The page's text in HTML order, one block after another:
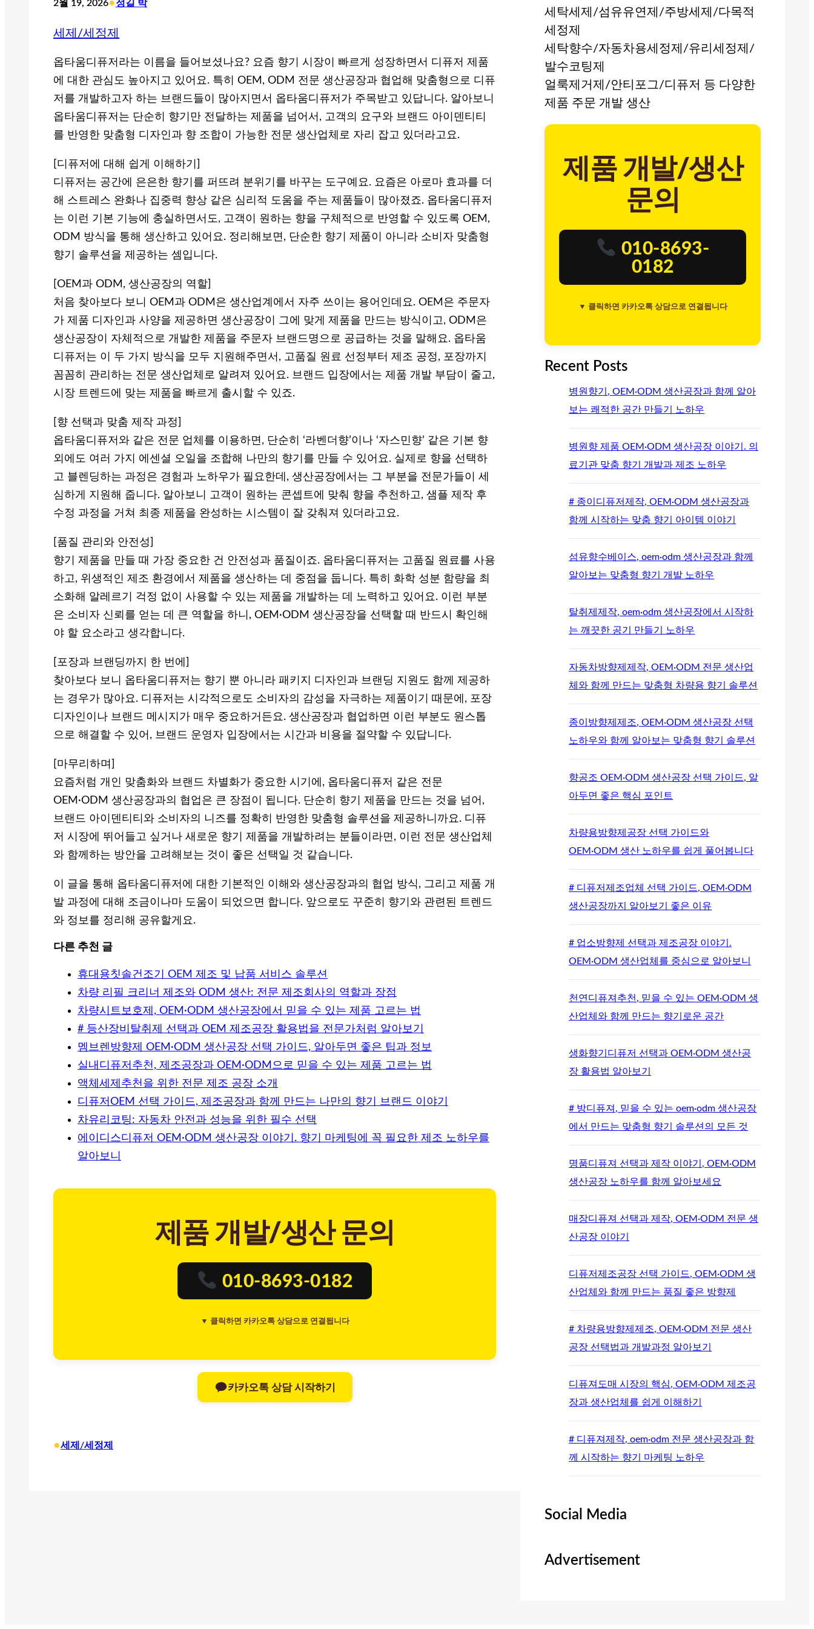
2월 19, 2026•정길 박
세제/세정제
옵타움디퓨저라는 이름을 들어보셨나요? 요즘 향기 시장이 빠르게 성장하면서 디퓨저 제품
에 대한 관심도 높아지고 있어요. 특히 OEM, ODM 전문 생산공장과 협업해 맞춤형으로 디퓨
저를 개발하고자 하는 브랜드들이 많아지면서 옵타움디퓨저가 주목받고 있답니다. 알아보니
옵타움디퓨저는 단순히 향기만 전달하는 제품을 넘어서, 고객의 요구와 브랜드 아이덴티티
를 반영한 맞춤형 디자인과 향 조합이 가능한 전문 생산업체로 자리 잡고 있더라고요.
[디퓨저에 대해 쉽게 이해하기]
디퓨저는 공간에 은은한 향기를 퍼뜨려 분위기를 바꾸는 도구예요. 요즘은 아로마 효과를 더
해 스트레스 완화나 집중력 향상 같은 심리적 도움을 주는 제품들이 많아졌죠. 옵타움디퓨저
는 이런 기본 기능에 충실하면서도, 고객이 원하는 향을 구체적으로 반영할 수 있도록 OEM,
ODM 방식을 통해 생산하고 있어요. 정리해보면, 단순한 향기 제품이 아니라 소비자 맞춤형
향기 솔루션을 제공하는 셈입니다.
[OEM과 ODM, 생산공장의 역할]
처음 찾아보다 보니 OEM과 ODM은 생산업계에서 자주 쓰이는 용어인데요. OEM은 주문자
가 제품 디자인과 사양을 제공하면 생산공장이 그에 맞게 제품을 만드는 방식이고, ODM은
생산공장이 자체적으로 개발한 제품을 주문자 브랜드명으로 공급하는 것을 말해요. 옵타움
디퓨저는 이 두 가지 방식을 모두 지원해주면서, 고품질 원료 선정부터 제조 공정, 포장까지
꼼꼼히 관리하는 전문 생산업체로 알려져 있어요. 브랜드 입장에서는 제품 개발 부담이 줄고,
시장 트렌드에 맞는 제품을 빠르게 출시할 수 있죠.
[향 선택과 맞춤 제작 과정]
옵타움디퓨저와 같은 전문 업체를 이용하면, 단순히 ‘라벤더향’이나 ‘자스민향’ 같은 기본 향
외에도 여러 가지 에센셜 오일을 조합해 나만의 향기를 만들 수 있어요. 실제로 향을 선택하
고 블렌딩하는 과정은 경험과 노하우가 필요한데, 생산공장에서는 그 부분을 전문가들이 세
심하게 지원해 줍니다. 알아보니 고객이 원하는 콘셉트에 맞춰 향을 추천하고, 샘플 제작 후
수정 과정을 거쳐 최종 제품을 완성하는 시스템이 잘 갖춰져 있더라고요.
[품질 관리와 안전성]
향기 제품을 만들 때 가장 중요한 건 안전성과 품질이죠. 옵타움디퓨저는 고품질 원료를 사용
하고, 위생적인 제조 환경에서 제품을 생산하는 데 중점을 둡니다. 특히 화학 성분 함량을 최
소화해 알레르기 걱정 없이 사용할 수 있는 제품을 개발하는 데 노력하고 있어요. 이런 부분
은 소비자 신뢰를 얻는 데 큰 역할을 하니, OEM·ODM 생산공장을 선택할 때 반드시 확인해
야 할 요소라고 생각합니다.
[포장과 브랜딩까지 한 번에]
찾아보다 보니 옵타움디퓨저는 향기 뿐 아니라 패키지 디자인과 브랜딩 지원도 함께 제공하
는 경우가 많아요. 디퓨저는 시각적으로도 소비자의 감성을 자극하는 제품이기 때문에, 포장
디자인이나 브랜드 메시지가 매우 중요하거든요. 생산공장과 협업하면 이런 부분도 원스톱
으로 해결할 수 있어, 브랜드 운영자 입장에서는 시간과 비용을 절약할 수 있답니다.
[마무리하며]
요즘처럼 개인 맞춤화와 브랜드 차별화가 중요한 시기에, 옵타움디퓨저 같은 전문
OEM·ODM 생산공장과의 협업은 큰 장점이 됩니다. 단순히 향기 제품을 만드는 것을 넘어,
브랜드 아이덴티티와 소비자의 니즈를 정확히 반영한 맞춤형 솔루션을 제공하니까요. 디퓨
저 시장에 뛰어들고 싶거나 새로운 향기 제품을 개발하려는 분들이라면, 이런 전문 생산업체
와 함께하는 방안을 고려해보는 것이 좋은 선택일 것 같습니다.
이 글을 통해 옵타움디퓨저에 대한 기본적인 이해와 생산공장과의 협업 방식, 그리고 제품 개
발 과정에 대해 조금이나마 도움이 되었으면 합니다. 앞으로도 꾸준히 향기와 관련된 트렌드
와 정보를 정리해 공유할게요.
다른 추천 글
휴대용칫솔건조기 OEM 제조 및 납품 서비스 솔루션
차량 리필 크리너 제조와 ODM 생산: 전문 제조회사의 역할과 장점
차량시트보호제, OEM·ODM 생산공장에서 믿을 수 있는 제품 고르는 법
# 등산장비탈취제 선택과 OEM 제조공장 활용법을 전문가처럼 알아보기
멤브렌방향제 OEM·ODM 생산공장 선택 가이드, 알아두면 좋은 팁과 정보
실내디퓨저추천, 제조공장과 OEM·ODM으로 믿을 수 있는 제품 고르는 법
액체세제추천을 위한 전문 제조 공장 소개
디퓨저OEM 선택 가이드, 제조공장과 함께 만드는 나만의 향기 브랜드 이야기
차유리코팅: 자동차 안전과 성능을 위한 필수 선택
에이디스디퓨저 OEM·ODM 생산공장 이야기. 향기 마케팅에 꼭 필요한 제조 노하우를
알아보니
제품 개발/생산 문의
010-8693-0182
▼ 클릭하면 카카오톡 상담으로 연결됩니다
카카오톡 상담 시작하기
•세제/세정제
세탁세제/섬유유연제/주방세제/다목적
세정제
세탁향수/자동차용세정제/유리세정제/
발수코팅제
얼룩제거제/안티포그/디퓨저 등 다양한
제품 주문 개발 생산
제품 개발/생산
문의
010-8693-
0182
▼ 클릭하면 카카오톡 상담으로 연결됩니다
Recent Posts
병원향기, OEM·ODM 생산공장과 함께 알아
보는 쾌적한 공간 만들기 노하우
병원향 제품 OEM·ODM 생산공장 이야기. 의
료기관 맞춤 향기 개발과 제조 노하우
# 종이디퓨저제작, OEM·ODM 생산공장과
함께 시작하는 맞춤 향기 아이템 이야기
섬유향수베이스, oem·odm 생산공장과 함께
알아보는 맞춤형 향기 개발 노하우
탈취제제작, oem·odm 생산공장에서 시작하
는 깨끗한 공기 만들기 노하우
자동차방향제제작, OEM·ODM 전문 생산업
체와 함께 만드는 맞춤형 차량용 향기 솔루션
종이방향제제조, OEM·ODM 생산공장 선택
노하우와 함께 알아보는 맞춤형 향기 솔루션
향공조 OEM·ODM 생산공장 선택 가이드, 알
아두면 좋은 핵심 포인트
차량용방향제공장 선택 가이드와
OEM·ODM 생산 노하우를 쉽게 풀어봅니다
# 디퓨저제조업체 선택 가이드, OEM·ODM
생산공장까지 알아보기 좋은 이유
# 업소방향제 선택과 제조공장 이야기.
OEM·ODM 생산업체를 중심으로 알아보니
천연디퓨져추천, 믿을 수 있는 OEM·ODM 생
산업체와 함께 만드는 향기로운 공간
생화향기디퓨저 선택과 OEM·ODM 생산공
장 활용법 알아보기
# 방디퓨져, 믿을 수 있는 oem·odm 생산공장
에서 만드는 맞춤형 향기 솔루션의 모든 것
명품디퓨져 선택과 제작 이야기, OEM·ODM
생산공장 노하우를 함께 알아보세요
매장디퓨져 선택과 제작, OEM·ODM 전문 생
산공장 이야기
디퓨저제조공장 선택 가이드, OEM·ODM 생
산업체와 함께 만드는 품질 좋은 방향제
# 차량용방향제제조, OEM·ODM 전문 생산
공장 선택법과 개발과정 알아보기
디퓨져도매 시장의 핵심, OEM·ODM 제조공
장과 생산업체를 쉽게 이해하기
# 디퓨져제작, oem·odm 전문 생산공장과 함
께 시작하는 향기 마케팅 노하우
Social Media
Advertisement